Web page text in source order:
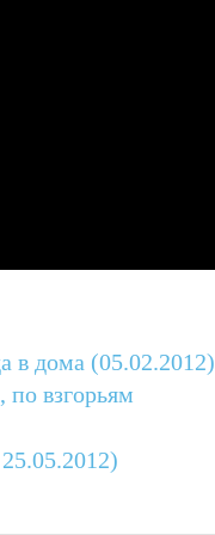
в дома (05.02.2012)
взгорьям